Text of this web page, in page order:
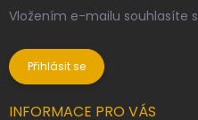
Vložením e-mailu souhlasíte s
Přihlásit se
INFORMACE PRO VÁS